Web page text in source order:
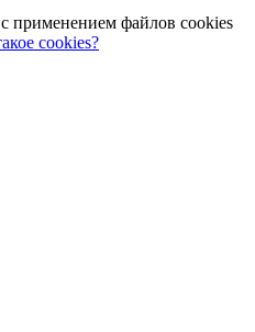
применением файлов cookies
cookies?